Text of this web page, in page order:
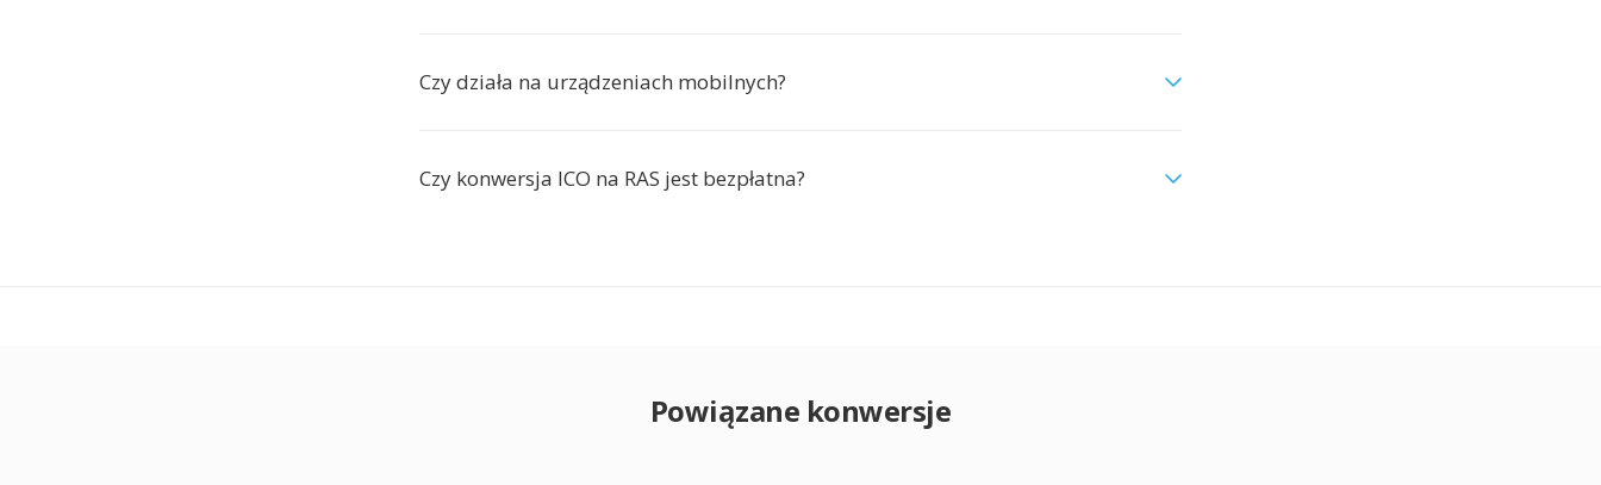
Czy działa na urządzeniach mobilnych?
Czy konwersja ICO na RAS jest bezpłatna?
Powiązane konwersje